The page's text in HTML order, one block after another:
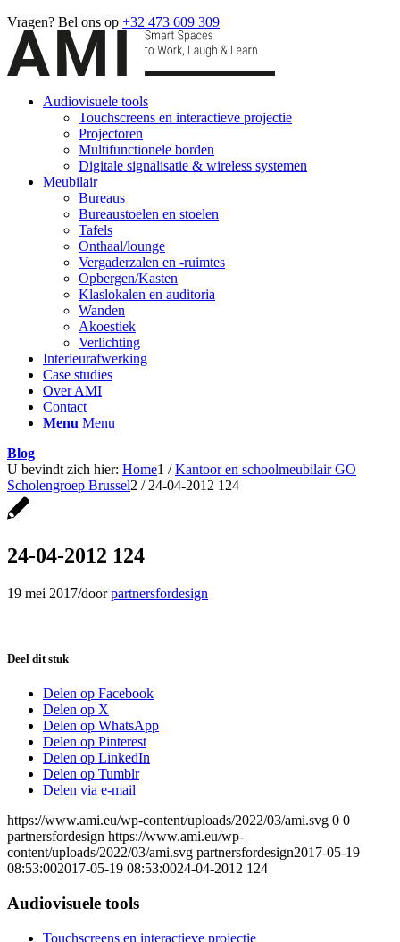
Vragen? Bel ons op +32 473 609 309
Audiovisuele tools
Touchscreens en interactieve projectie
Projectoren
Multifunctionele borden
Digitale signalisatie & wireless systemen
Meubilair
Bureaus
Bureaustoelen en stoelen
Tafels
Onthaal/lounge
Vergaderzalen en -ruimtes
Opbergen/Kasten
Klaslokalen en auditoria
Wanden
Akoestiek
Verlichting
Interieurafwerking
Case studies
Over AMI
Contact
Menu Menu
Blog
U bevindt zich hier: Home1 / Kantoor en schoolmeubilair GO
Scholengroep Brussel2 / 24-04-2012 124
24-04-2012 124
19 mei 2017/doorpartnersfordesign
Deel dit stuk
Delen op Facebook
Delen op X
Delen op WhatsApp
Delen op Pinterest
Delen op LinkedIn
Delen op Tumblr
Delen via e-mail
https://www.ami.eu/wp-content/uploads/2022/03/ami.svg 0 0
partnersfordesign https://www.ami.eu/wp-
content/uploads/2022/03/ami.svg partnersfordesign2017-05-19
08:53:002017-05-19 08:53:0024-04-2012 124
Audiovisuele tools
Touchscreens en interactieve projectie